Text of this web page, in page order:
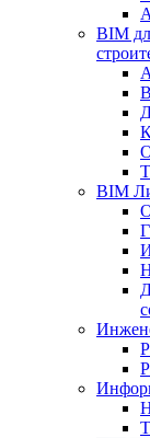
BIM
BIM